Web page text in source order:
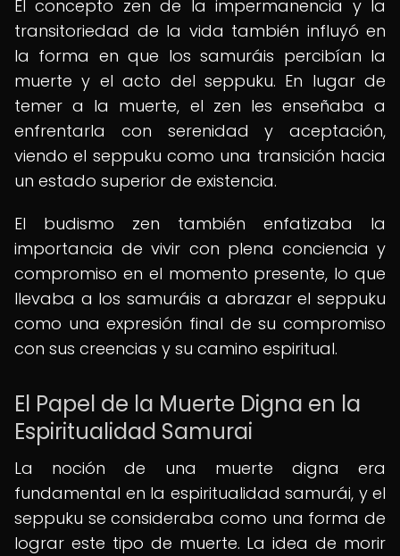
El concepto zen de la impermanencia y la
transitoriedad de la vida también influyó en
la forma en que los samuráis percibían la
muerte y el acto del seppuku. En lugar de
temer a la muerte, el zen les enseñaba a
enfrentarla con serenidad y aceptación,
viendo el seppuku como una transición hacia
un estado superior de existencia.
El budismo zen también enfatizaba la
importancia de vivir con plena conciencia y
compromiso en el momento presente, lo que
llevaba a los samuráis a abrazar el seppuku
como una expresión final de su compromiso
con sus creencias y su camino espiritual.
El Papel de la Muerte Digna en la
Espiritualidad Samurai
La noción de una muerte digna era
fundamental en la espiritualidad samurái, y el
seppuku se consideraba como una forma de
lograr este tipo de muerte. La idea de morir